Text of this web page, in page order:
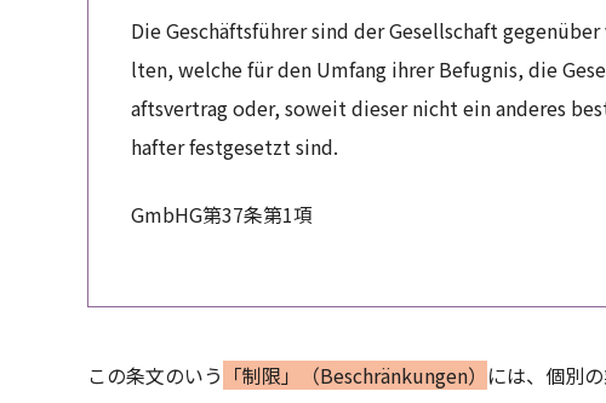
Die Geschäftsführer sind der Gesellschaft
lten, welche für den Umfang ihrer Befugnis, die
aftsvertrag oder, soweit dieser nicht ein anderes
hafter festgesetzt sind.
GmbHG第37条第1項
この条文のいう 「制限」（Beschränkungen） には、個別